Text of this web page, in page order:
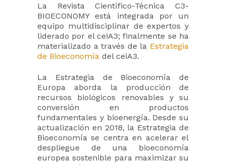
La Revista Científico-Técnica C3-
BIOECONOMY está integrada por un
equipo multidisciplinar de expertos y
liderado por el ceiA3; finalmente se ha
materializado a través de la Estrategia
de Bioeconomía del ceiA3.
La Estrategia de Bioeconomía de
Europa aborda la producción de
recursos biológicos renovables y su
conversión en productos
fundamentales y bioenergía. Desde su
actualización en 2018, la Estrategia de
Bioeconomía se centra en acelerar el
despliegue de una bioeconomía
europea sostenible para maximizar su